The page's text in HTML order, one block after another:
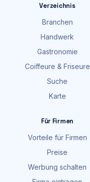
Verzeichnis
Branchen
Handwerk
Gastronomie
Coiffeure & Friseure
Suche
Karte
Für Firmen
Vorteile für Firmen
Preise
Werbung schalten